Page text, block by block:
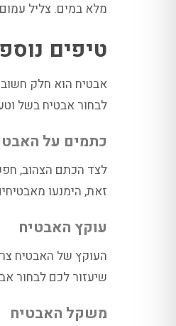
מלא במים. צליל
טיפים
אבטיח הוא חלק חשוב
לבחור אבטיח בשל
כתמים על
לצד הכתם הצהוב,
זאת, הימנעו
עוקץ האבטיח
העוקץ של האבטיח
שיעזור לכם לבחור
משקל האבטיח